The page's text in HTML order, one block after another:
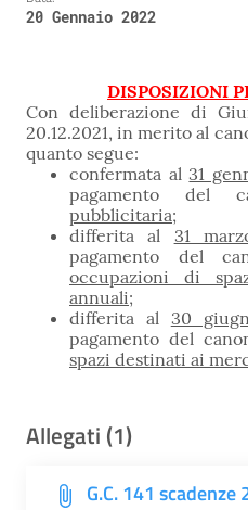
20 Gennaio 2022
DISPOSIZIONI
Con deliberazione di
20.12.2021, in merito al
quanto segue:
confermata al31
pagamento del
pubblicitaria;
differita al 31
pagamento del
occupazioni di
annuali;
differita al 30
pagamento del
spazi destinati ai
Allegati (1)
G.C. 141